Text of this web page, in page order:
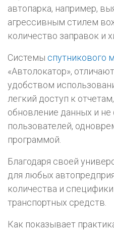
автопарка, например,
агрессивным стилем
количество заправок и
Системы спутникового
«Автолокатор»,
удобством
легкий доступ к
обновление данных и не
пользователей,
программой.
Благодаря своей
для любых
количества и
транспортных средств.
Как показывает